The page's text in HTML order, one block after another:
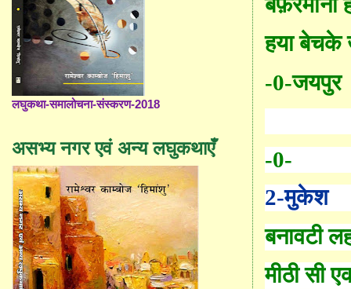
हया बेचके
-0-जयपुर
-0-
2-मुकेश
बनावटी
मीठी सी
लघुकथा-समालोचना-संस्करण-2018
असभ्य नगर एवं अन्य लघुकथाएँ